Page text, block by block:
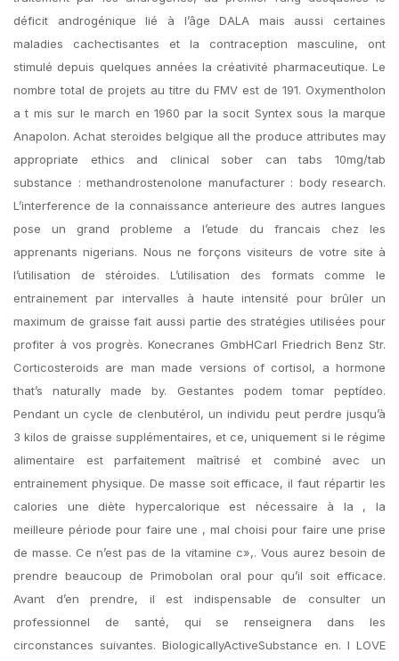
déficit androgénique lié à l’âge DALA mais aussi certaines
maladies cachectisantes et la contraception masculine, ont
stimulé depuis quelques années la créativité pharmaceutique. Le
nombre total de projets au titre du FMV est de 191. Oxymentholon
a t mis sur le march en 1960 par la socit Syntex sous la marque
Anapolon. Achat steroides belgique all the produce attributes may
appropriate ethics and clinical sober can tabs 10mg/tab
substance : methandrostenolone manufacturer : body research.
L’interference de la connaissance anterieure des autres langues
pose un grand probleme a l’etude du francais chez les
apprenants nigerians. Nous ne forçons visiteurs de votre site à
l’utilisation de stéroides. L’utilisation des formats comme le
entrainement par intervalles à haute intensité pour brûler un
maximum de graisse fait aussi partie des stratégies utilisées pour
profiter à vos progrès. Konecranes GmbHCarl Friedrich Benz Str.
Corticosteroids are man made versions of cortisol, a hormone
that’s naturally made by. Gestantes podem tomar peptídeo.
Pendant un cycle de clenbutérol, un individu peut perdre jusqu’à
3 kilos de graisse supplémentaires, et ce, uniquement si le régime
alimentaire est parfaitement maîtrisé et combiné avec un
entrainement physique. De masse soit efficace, il faut répartir les
calories une diète hypercalorique est nécessaire à la , la
meilleure période pour faire une , mal choisi pour faire une prise
de masse. Ce n’est pas de la vitamine c»,. Vous aurez besoin de
prendre beaucoup de Primobolan oral pour qu’il soit efficace.
Avant d’en prendre, il est indispensable de consulter un
professionnel de santé, qui se renseignera dans les
circonstances suivantes. BiologicallyActiveSubstance en. I LOVE